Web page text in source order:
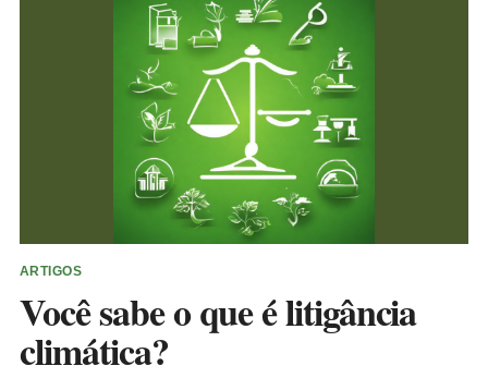
ARTIGOS
Você sabe o que é litigância
climática?